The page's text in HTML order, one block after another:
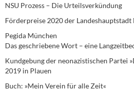
NSU Prozess – Die Urteilsverkündung
Förderpreise 2020 der Landeshauptstadt
Pegida München
Das geschriebene Wort – eine
Kundgebung der neonazistischen Partei
2019 in Plauen
Buch: »Mein Verein für alle Zeit«